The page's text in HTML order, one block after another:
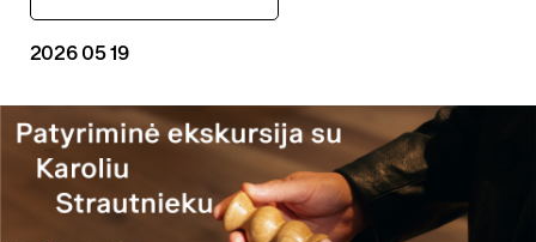
2026 05 19